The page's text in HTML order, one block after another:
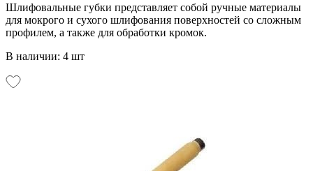
Шлифовальные губки представляет собой ручные материалы
для мокрого и сухого шлифования поверхностей со сложным
профилем, а также для обработки кромок.
В наличии: 4 шт